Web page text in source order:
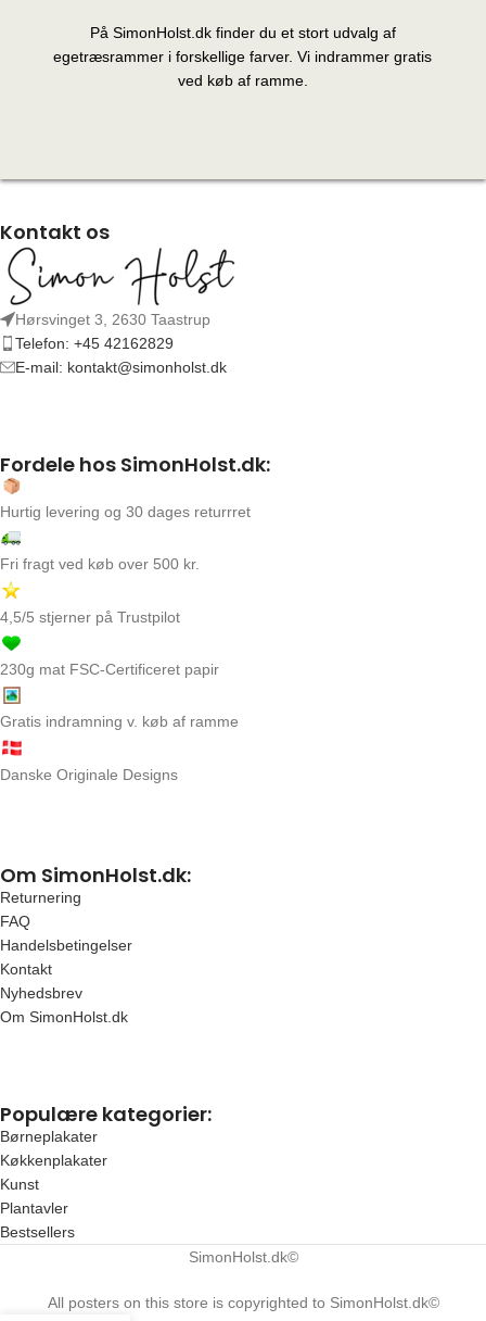
På SimonHolst.dk finder du et stort udvalg af
egetræsrammer i forskellige farver. Vi indrammer gratis
ved køb af ramme.
Kontakt os
Hørsvinget 3, 2630 Taastrup
Telefon: +45 42162829
E-mail: kontakt@simonholst.dk
Fordele hos SimonHolst.dk:
Hurtig levering og 30 dages returrret
Fri fragt ved køb over 500 kr.
4,5/5 stjerner på Trustpilot
230g mat FSC-Certificeret papir
Gratis indramning v. køb af ramme
Danske Originale Designs
Om SimonHolst.dk:
Returnering
FAQ
Handelsbetingelser
Kontakt
Nyhedsbrev
Om SimonHolst.dk
Populære kategorier:
Børneplakater
Køkkenplakater
Kunst
Plantavler
Bestsellers
SimonHolst.dk©
All posters on this store is copyrighted to SimonHolst.dk©